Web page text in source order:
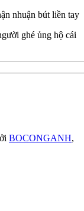
nhuận bút liền tay
ghé ủng hộ cái
BOCONGANH,